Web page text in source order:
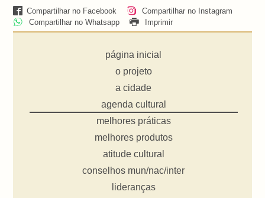
Compartilhar no Facebook
Compartilhar no Instagram
Compartilhar no Whatsapp
Imprimir
página inicial
o projeto
a cidade
agenda cultural
melhores práticas
melhores produtos
atitude cultural
conselhos mun/nac/inter
lideranças